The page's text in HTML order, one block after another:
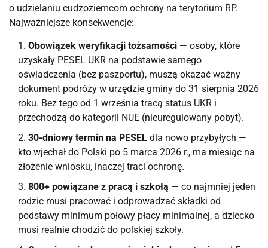
o udzielaniu cudzoziemcom ochrony na terytorium RP.
Najważniejsze konsekwencje:
Obowiązek weryfikacji tożsamości — osoby, które
uzyskały PESEL UKR na podstawie samego
oświadczenia (bez paszportu), muszą okazać ważny
dokument podróży w urzędzie gminy do 31 sierpnia 2026
roku. Bez tego od 1 września tracą status UKR i
przechodzą do kategorii NUE (nieuregulowany pobyt).
30-dniowy termin na PESEL dla nowo przybyłych —
kto wjechał do Polski po 5 marca 2026 r., ma miesiąc na
złożenie wniosku, inaczej traci ochronę.
800+ powiązane z pracą i szkołą — co najmniej jeden
rodzic musi pracować i odprowadzać składki od
podstawy minimum połowy płacy minimalnej, a dziecko
musi realnie chodzić do polskiej szkoły.